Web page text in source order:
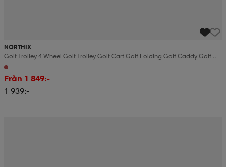
NORTHIX
Golf Trolley 4 Wheel Golf Trolley Golf Cart Golf Folding Golf Caddy Golf
Push Cart Made Of Aluminum
Från 1 849:-
1 939:-